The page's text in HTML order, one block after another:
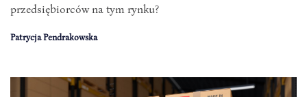
przedsiębiorców na tym rynku?
Patrycja Pendrakowska